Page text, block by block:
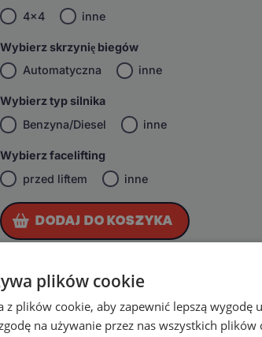
4x4
inne
Wybierz skrzynię biegów
Automatyczna
inne
Wybierz typ silnika
Benzyna/Diesel
inne
Wybierz facelifting
przed liftem
inne
DODAJ DO KOSZYKA
Zadzwoń i zamów ten produkt przez
plików cookie
z plików cookie, aby zapewnić lepszą wygodę
na używanie przez nas wszystkich